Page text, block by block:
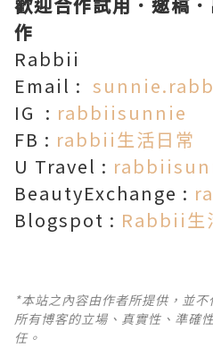
作
Rabbii
Email :
IG : rabbiisunnie
FB : rabbii生活日常
U Travel :
BeautyExchange :
Blogspot : Rabbii生
*本站之內容由作者所提供，並
所有博客的立場、真實性、準確
任。